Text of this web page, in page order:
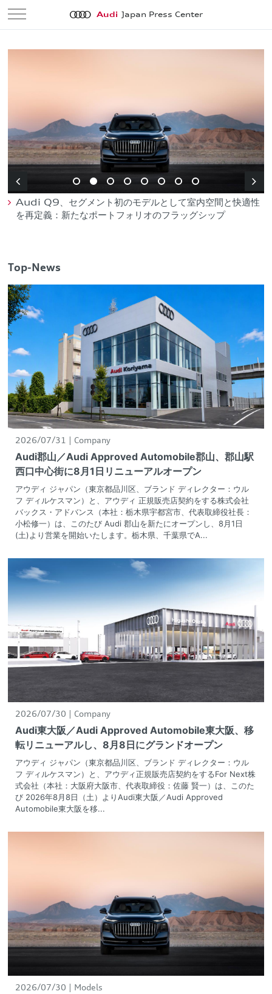
Audi Japan Press Center

Audi Q9、セグメント初のモデルとして室内空間と快適性
を再定義：新たなポートフォリオのフラッグシップ

Top-News
2026/07/31 Company
Audi郡山／Audi Approved Automobile郡山、郡山駅
西口中心街に8月1日リニューアルオープン
アウディ ジャパン（東京都品川区、ブランド ディレクター：ウル
フ ディルケスマン）と、アウディ 正規販売店契約をする株式会社
バックス・アドバンス（本社：栃木県宇都宮市、代表取締役社長：
小松修一）は、このたび Audi 郡山を新たにオープンし、8月1日
(土)より営業を開始いたします。栃木県、千葉県でA...
2026/07/30 Company
Audi東大阪／Audi Approved Automobile東大阪、移
転リニューアルし、8月8日にグランドオープン
アウディ ジャパン（東京都品川区、ブランド ディレクター：ウル
フ ディルケスマン）と、アウディ正規販売店契約をするFor Next株
式会社（本社：大阪府大阪市、代表取締役：佐藤 賢一）は、このた
び 2026年8月8日（土）よりAudi東大阪／Audi Approved
Automobile東大阪を移...
2026/07/30 Models